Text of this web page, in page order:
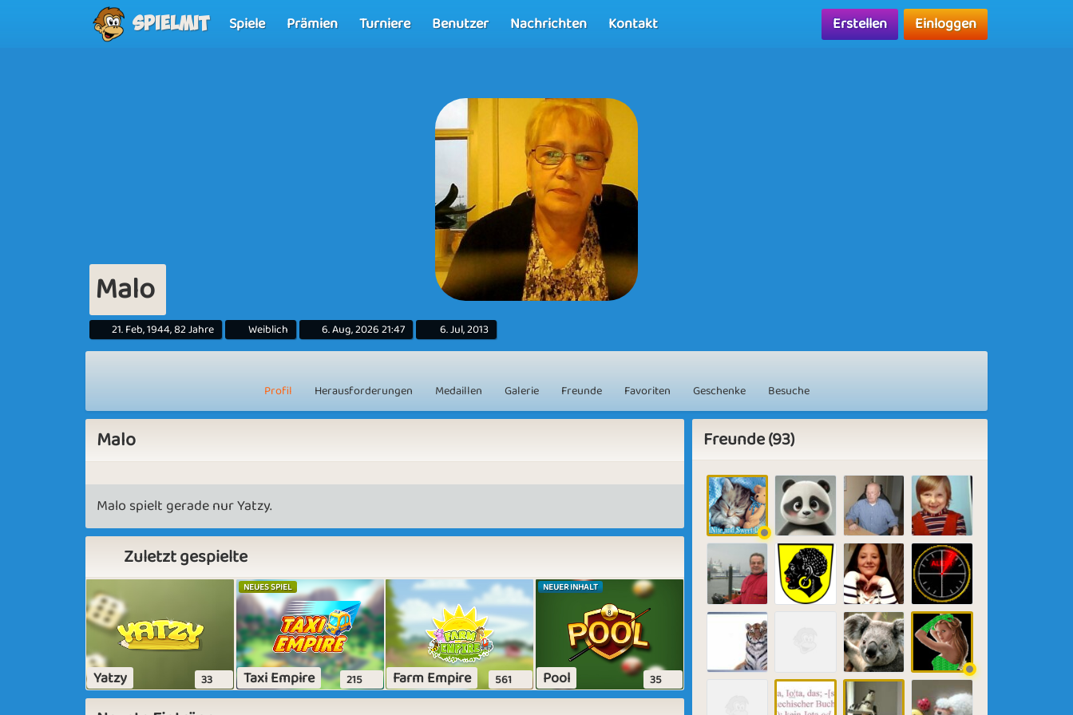
Spielmit Spiele Prämien Turniere Benutzer Nachrichten Kontakt Erstellen Einloggen
Malo
21. Feb, 1944, 82 Jahre Weiblich 6. Aug, 2026 21:47 6. Jul, 2013
Profil Herausforderungen Medaillen Galerie Freunde Favoriten Geschenke Besuche
Malo
Malo spielt gerade nur Yatzy.
Zuletzt gespielte
Yatzy 33
NEUES SPIEL
Taxi Empire 215 Farm Empire 561
NEUER INHALT
Pool 35
Freunde (93)